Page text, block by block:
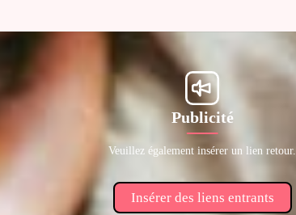
Publicité
Veuillez également insérer un lien retour.
Insérer des liens entrants